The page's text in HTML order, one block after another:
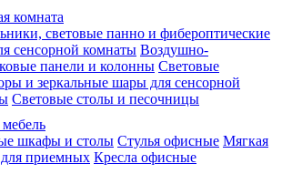
комната
световые панно и фибероптические
сенсорной комнаты Воздушно-
панели и колонны Световые
и зеркальные шары для сенсорной
Световые столы и песочницы
шкафы и столы Стулья офисные Мягкая
для приемных Кресла офисные